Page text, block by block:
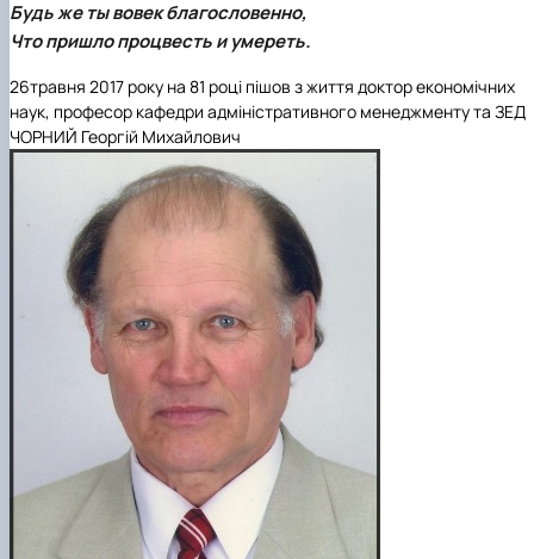
Будь же ты вовек благословенно,
Что пришло процвесть и умереть.
26травня 2017 року на 81 році пішов з життя доктор економічних
наук, професор кафедри адміністративного менеджменту та ЗЕД
ЧОРНИЙ Георгій Михайлович